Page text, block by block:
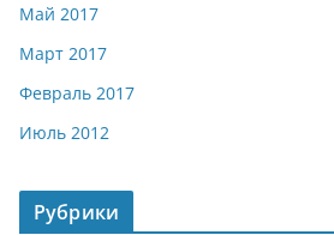
Май 2017
Март 2017
Февраль 2017
Июль 2012
Рубрики